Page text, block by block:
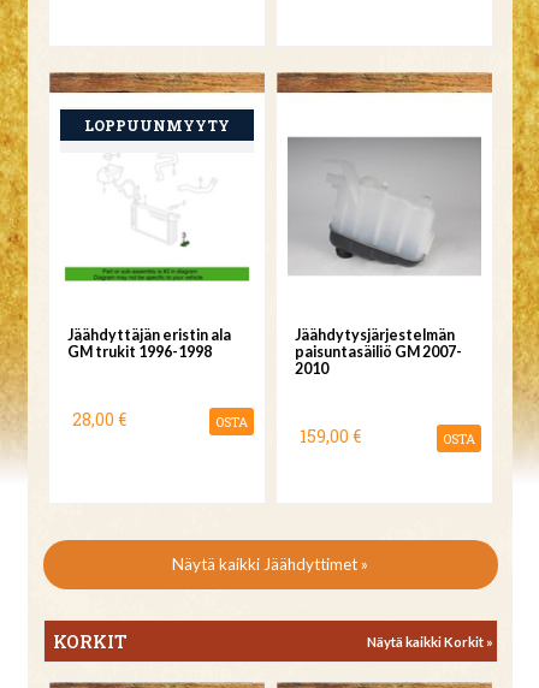
Jäähdyttäjän eristin ala
GM trukit 1996-1998
28,00 € OSTA
Jäähdytysjärjestelmän
paisuntasäiliö GM 2007-
2010
159,00 € OSTA
Näytä kaikki Jäähdyttimet »
KORKIT Näytä kaikki Korkit »